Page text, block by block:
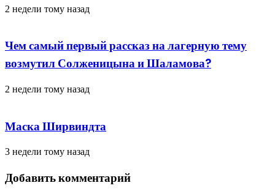
2 недели тому назад
Чем самый первый рассказ на лагерную тему
возмутил Солженицына и Шаламова?
2 недели тому назад
Маска Ширвиндта
3 недели тому назад
Добавить комментарий